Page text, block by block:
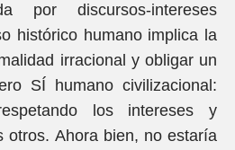
por discursos-intereses
histórico humano implica la
irracional y obligar un
SÍ humano civilizacional:
los intereses y
otros. Ahora bien, no estaría